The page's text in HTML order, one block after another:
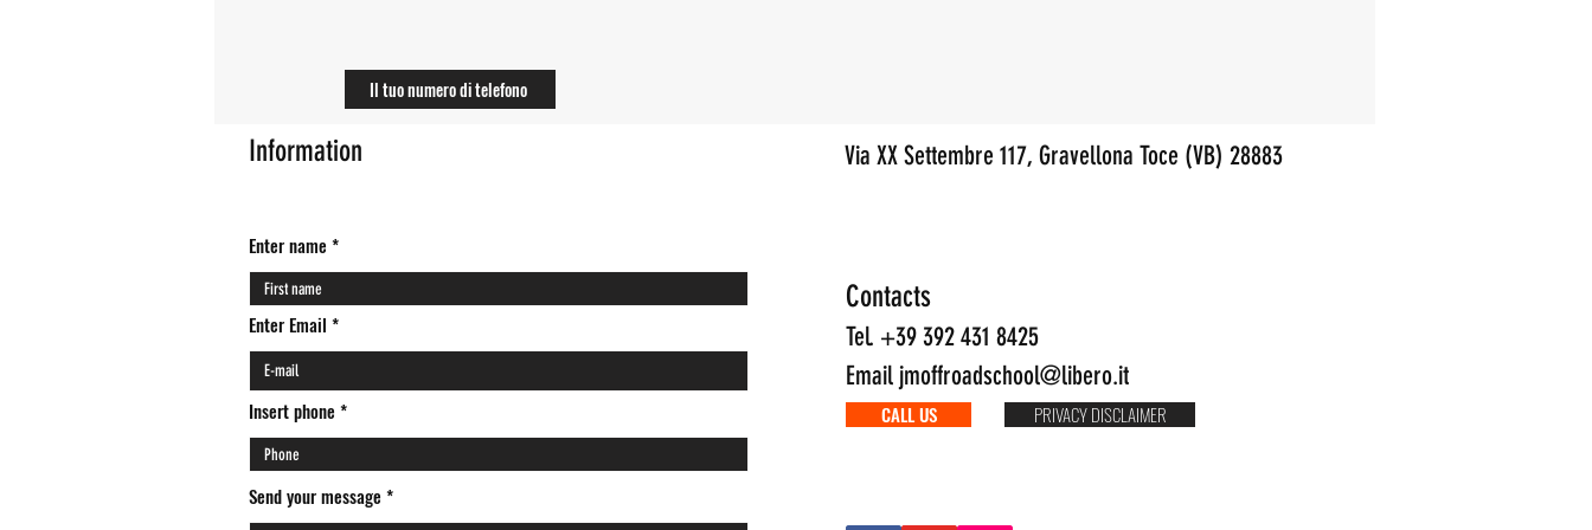
Information
Enter name
Enter Email
Insert phone *
Send your message
Via XX Settembre 117, Gravellona Toce (VB) 28883
Contacts
Tel. +39 392 431 8425
Email jmoffroadschool@libero.it
CALL US PRIVACY DISCLAIMER